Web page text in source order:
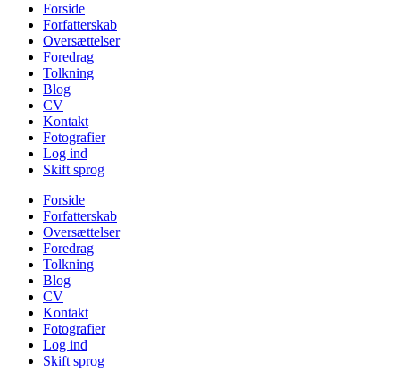
Forside
Forfatterskab
Oversættelser
Foredrag
Tolkning
Blog
CV
Kontakt
Fotografier
Log ind
Skift sprog
Forside
Forfatterskab
Oversættelser
Foredrag
Tolkning
Blog
CV
Kontakt
Fotografier
Log ind
Skift sprog